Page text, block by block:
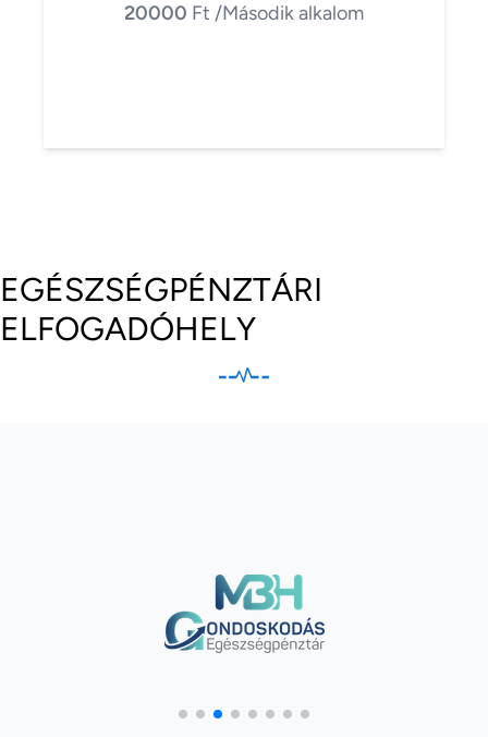
20000 Ft /Második alkalom
EGÉSZSÉGPÉNZTÁRI
ELFOGADÓHELY